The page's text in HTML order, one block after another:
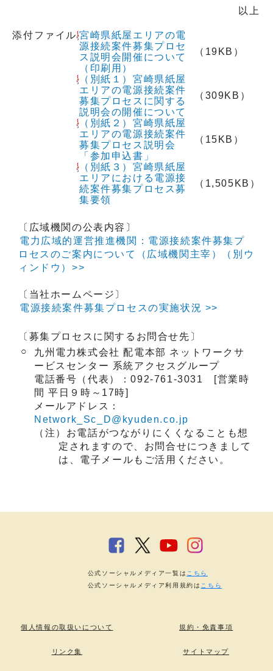
以上
添付ファイル 宮崎県紙屋エリアの電
源接続案件募集プロセ
ス説明会開催について
（印刷用）
（19KB）
（別紙１）宮崎県紙屋
エリアの電源接続案件
募集プロセスに関する
説明会の開催について
（309KB）
（別紙２）宮崎県紙屋
エリアの電源接続案件
募集プロセス説明会
「参加申込書」
（15KB）
（別紙３）宮崎県紙屋
エリアにおける電源接
続案件募集プロセス募
集要領
（1,505KB）
〔広域機関の公表内容〕
電力広域的運営推進機関：電源接続案件募集プ
ロセスのご案内について（広域機関主宰）（別ウ
ィンドウ）>>
〔当社ホームページ〕
電源接続案件募集プロセスの実施状況 >>
〔募集プロセスに関するお問合せ先〕
○
九州電力株式会社 配電本部 ネットワークサ
ービスセンター 系統アクセスグループ
電話番号（代表）：092-761-3031 [営業時
間 平日９時～17時]
メールアドレス：
Network_Sc_D@kyuden.co.jp
（注）お電話がつながりにくくなることも想
定されますので、お問合せにつきまして
は、電子メールもご活用ください。
個人情報の取扱いについて 規約・免責事項
リンク集 サイトマップ
公式ソーシャルメディア一覧は こちら
公式ソーシャルメディア利用規約は こちら